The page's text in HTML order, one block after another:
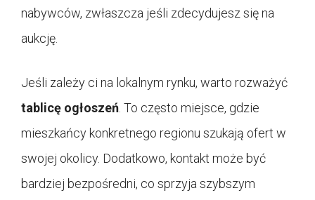
nabywców, zwłaszcza jeśli zdecydujesz się na
aukcję.
Jeśli zależy ci na lokalnym rynku, warto rozważyć
tablicę ogłoszeń . To często miejsce, gdzie
mieszkańcy konkretnego regionu szukają ofert w
swojej okolicy. Dodatkowo, kontakt może być
bardziej bezpośredni, co sprzyja szybszym